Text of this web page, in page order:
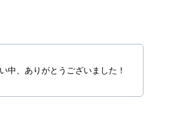
中、ありがとうございました！